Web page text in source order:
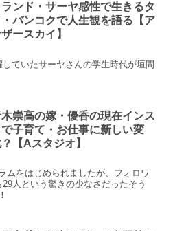
ランド・サーヤ感性で生きるタ
・バンコクで人生観を語る【ア
ースカイ】
ていたサーヤさんの学生時代が垣間
崇高の嫁・優香の現在インス
で子育て・お仕事に新しい変
【Aスタジオ】
ムをはじめられましたが、フォロワ
人という驚きの少なさだったそう